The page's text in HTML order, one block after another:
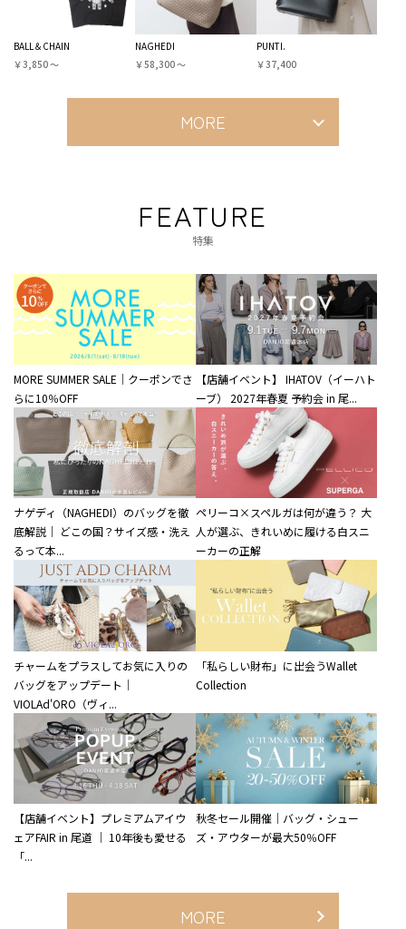
BALL＆CHAIN
￥3,850 〜
NAGHEDI
￥58,300 〜
PUNTI.
￥37,400
MORE
FEATURE
特集
MORE SUMMER SALE｜クーポンでさ
らに10％OFF
【店舗イベント】 IHATOV（イーハト
ーブ） 2027年春夏 予約会 in 尾...
ナゲディ（NAGHEDI）のバッグを徹
底解説｜ どこの国？サイズ感・洗え
るって本...
ペリーコ×スペルガは何が違う？ 大
人が選ぶ、きれいめに履ける白スニ
ーカーの正解
チャームをプラスしてお気に入りの
バッグをアップデート｜
VIOLAd'ORO（ヴィ...
「私らしい財布」に出会うWallet
Collection
【店舗イベント】プレミアムアイウ
ェアFAIR in 尾道 ｜ 10年後も愛せる
「...
秋冬セール開催｜バッグ・シュー
ズ・アウターが最大50％OFF
MORE